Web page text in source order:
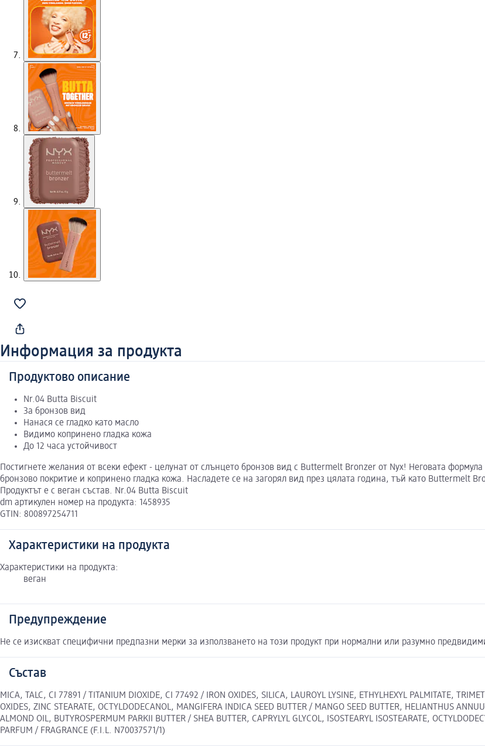
Информация за продукта
Продуктово описание
Nr.04 Butta Biscuit
За бронзов вид
Нанася се гладко като масло
Видимо копринено гладка кожа
До 12 часа устойчивост
Постигнете желания от всеки ефект - целунат от слънцето бронзов вид с Buttermelt Bronzer от Nyx! Неговата
бронзово покритие и копринено гладка кожа. Насладете се на загорял вид през цялата година, тъй като Buttermelt
Продуктът е с веган състав. Nr.04 Butta Biscuit
dm артикулен номер на продукта: 1458935
GTIN: 800897254711
Характеристики на продукта
Характеристики на продукта:
веган
Предупреждение
Не се изискват специфични предпазни мерки за използването на този продукт при нормални или разумно
Състав
MICA, TALC, CI 77891 / TITANIUM DIOXIDE, CI 77492 / IRON OXIDES, SILICA, LAUROYL LYSINE, ETHYLHEXYL PALMITATE,
OXIDES, ZINC STEARATE, OCTYLDODECANOL, MANGIFERA INDICA SEED BUTTER / MANGO SEED BUTTER, HELIANTHUS
ALMOND OIL, BUTYROSPERMUM PARKII BUTTER / SHEA BUTTER, CAPRYLYL GLYCOL, ISOSTEARYL ISOSTEARATE,
PARFUM / FRAGRANCE (F.I.L. N70037571/1)